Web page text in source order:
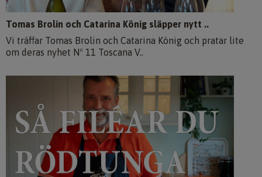
Tomas Brolin och Catarina König släpper nytt ..
Vi träffar Tomas Brolin och Catarina König och pratar lite
om deras nyhet Nº 11 Toscana V..